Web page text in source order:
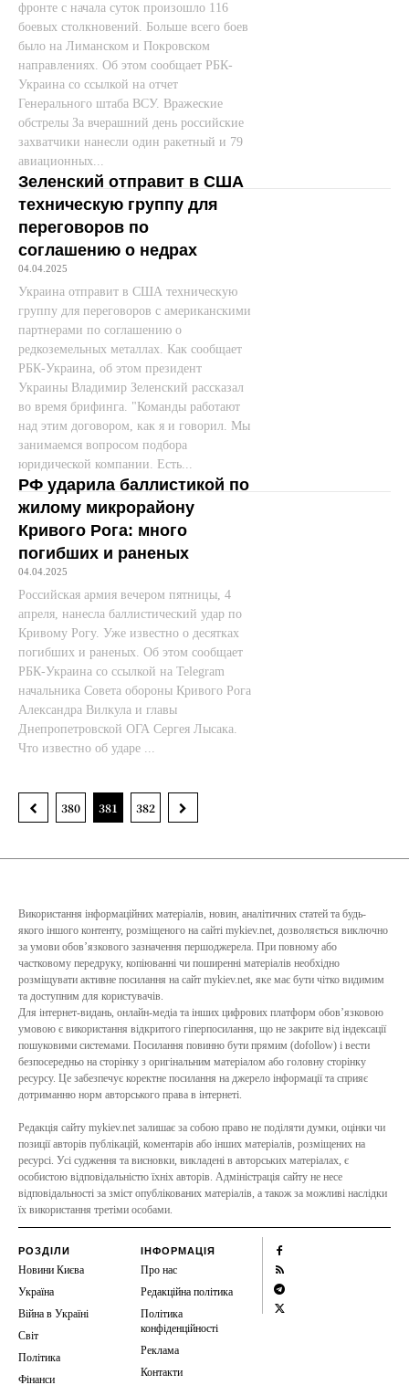
фронте с начала суток произошло 116
боевых столкновений. Больше всего боев
было на Лиманском и Покровском
направлениях. Об этом сообщает РБК-
Украина со ссылкой на отчет
Генерального штаба ВСУ. Вражеские
обстрелы За вчерашний день российские
захватчики нанесли один ракетный и 79
авиационных...
Зеленский отправит в США
техническую группу для
переговоров по
соглашению о недрах
04.04.2025
Украина отправит в США техническую
группу для переговоров с американскими
партнерами по соглашению о
редкоземельных металлах. Как сообщает
РБК-Украина, об этом президент
Украины Владимир Зеленский рассказал
во время брифинга. "Команды работают
над этим договором, как я и говорил. Мы
занимаемся вопросом подбора
юридической компании. Есть...
РФ ударила баллистикой по
жилому микрорайону
Кривого Рога: много
погибших и раненых
04.04.2025
Российская армия вечером пятницы, 4
апреля, нанесла баллистический удар по
Кривому Рогу. Уже известно о десятках
погибших и раненых. Об этом сообщает
РБК-Украина со ссылкой на Telegram
начальника Совета обороны Кривого Рога
Александра Вилкула и главы
Днепропетровской ОГА Сергея Лысака.
Что известно об ударе ...
380 381 382
Використання інформаційних матеріалів, новин, аналітичних статей та будь-
якого іншого контенту, розміщеного на сайті mykiev.net, дозволяється виключно
за умови обов’язкового зазначення першоджерела. При повному або
частковому передруку, копіюванні чи поширенні матеріалів необхідно
розміщувати активне посилання на сайт mykiev.net, яке має бути чітко видимим
та доступним для користувачів.
Для інтернет-видань, онлайн-медіа та інших цифрових платформ обов’язковою
умовою є використання відкритого гіперпосилання, що не закрите від індексації
пошуковими системами. Посилання повинно бути прямим (dofollow) і вести
безпосередньо на сторінку з оригінальним матеріалом або головну сторінку
ресурсу. Це забезпечує коректне посилання на джерело інформації та сприяє
дотриманню норм авторського права в інтернеті.
Редакція сайту mykiev.net залишає за собою право не поділяти думки, оцінки чи
позиції авторів публікацій, коментарів або інших матеріалів, розміщених на
ресурсі. Усі судження та висновки, викладені в авторських матеріалах, є
особистою відповідальністю їхніх авторів. Адміністрація сайту не несе
відповідальності за зміст опублікованих матеріалів, а також за можливі наслідки
їх використання третіми особами.
РОЗДІЛИ
Новини Києва
Україна
Війна в Україні
Світ
Політика
Фінанси
ІНФОРМАЦІЯ
Про нас
Редакційна політика
Політика
конфіденційності
Реклама
Контакти